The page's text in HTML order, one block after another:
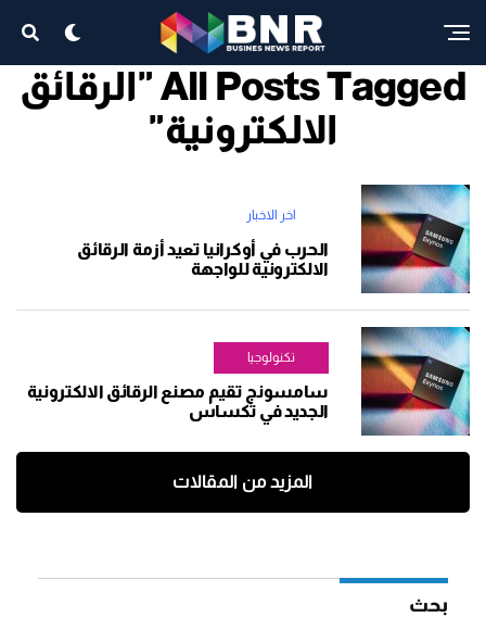
All Posts Tagged "الرقائق
الالكترونية"
اخر الاخبار
الحرب في أوكرانيا تعيد أزمة الرقائق
الالكترونية للواجهة
تكنولوجيا
سامسونج تقيم مصنع الرقائق الالكترونية
الجديد في تكساس
المزيد من المقالات
بحث